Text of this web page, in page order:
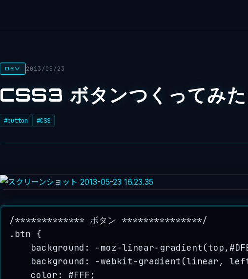
DEV 2013/05/23
CSS3 ボタンつくってみた
#button #CSS
/************* ボタン ***************/
. btn {
background: -moz-linear- gradient (top,#
background: -webkit- gradient (linear,
color: #FFF ;